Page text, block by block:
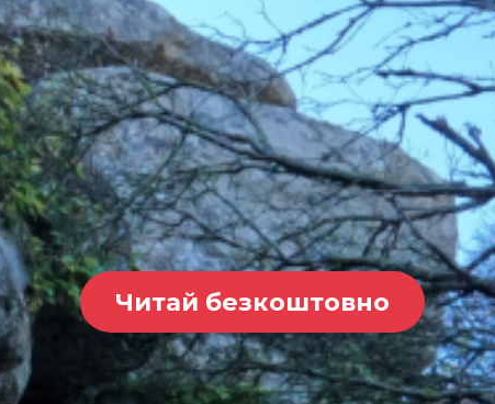
Читай безкоштовно